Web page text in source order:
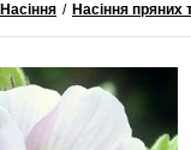
Насіння / Насіння пряних